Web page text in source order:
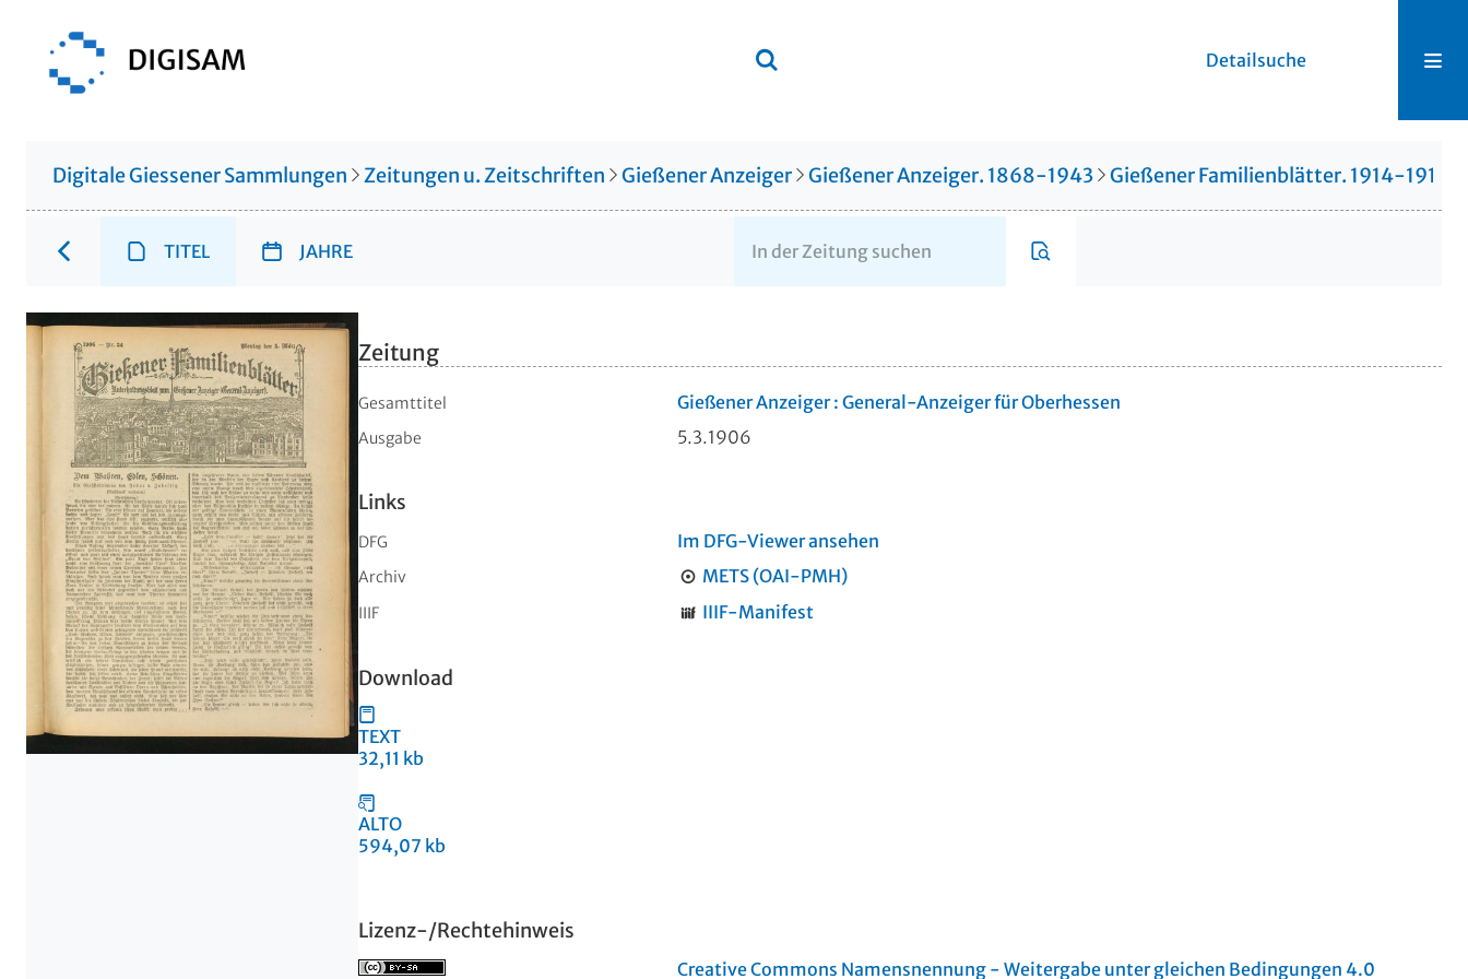
Detailsuche
Digitale Giessener Sammlungen Zeitungen u. Zeitschriften Gießener Anzeiger Gießener Anzeiger. 1868-1943 Gießener Familienblätter. 1914-1914
TITEL JAHRE
Zeitung
Gesamttitel Gießener Anzeiger : General-Anzeiger für Oberhessen
Ausgabe 5.3.1906
Links
DFG Im DFG-Viewer ansehen
Archiv METS (OAI-PMH)
IIIF IIIF-Manifest
Download
TEXT
32,11 kb
ALTO
594,07 kb
Lizenz-/Rechtehinweis
Creative Commons Namensnennung - Weitergabe unter gleichen Bedingungen 4.0